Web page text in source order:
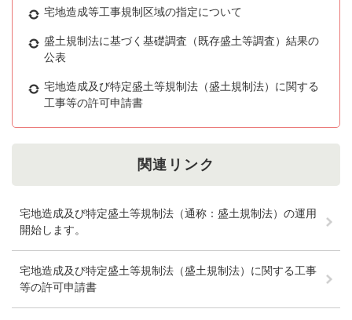
宅地造成等工事規制区域の指定について
盛土規制法に基づく基礎調査（既存盛土等調査）結果の
公表
宅地造成及び特定盛土等規制法（盛土規制法）に関する
工事等の許可申請書
関連リンク
宅地造成及び特定盛土等規制法（通称：盛土規制法）の運用
開始します。
宅地造成及び特定盛土等規制法（盛土規制法）に関する工事
等の許可申請書